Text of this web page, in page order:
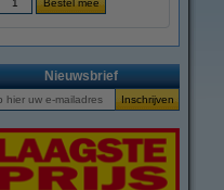
Nieuwsbrief